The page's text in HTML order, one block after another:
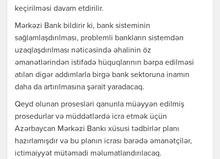
keçirilməsi davam etdirilir.
Mərkəzi Bank bildirir ki, bank sisteminin
sağlamlaşdırılması, problemli bankların sistemdən
uzaqlaşdırılması nəticəsində əhalinin öz
əmanətlərindən istifadə hüquqlarının bərpa edilməsi
atılan digər addımlarla birgə bank sektoruna inamın
daha da artırılmasına şərait yaradacaq.
Qeyd olunan prosesləri qanunla müəyyən edilmiş
prosedurlar və müddətlərdə icra etmək üçün
Azərbaycan Mərkəzi Bankı xüsusi tədbirlər planı
hazırlamışdır və bu planın icrası barədə əmanətçilər,
ictimaiyyət mütəmadi məlumatlandırılacaq.